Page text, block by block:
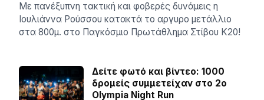
Με πανέξυπνη τακτική και φοβερές δυνάμεις η
Ιουλιάννα Ρούσσου κατακτά το αργυρο μετάλλιο
στα 800μ. στο Παγκόσμιο Πρωτάθλημα Στίβου Κ20!
Δείτε φωτό και βίντεο: 1000
δρομείς συμμετείχαν στο 2ο
Olympia Night Run